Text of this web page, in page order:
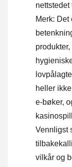
nettstedet
Merk:
heller
e-bøker,
Vennligst
vilkår og